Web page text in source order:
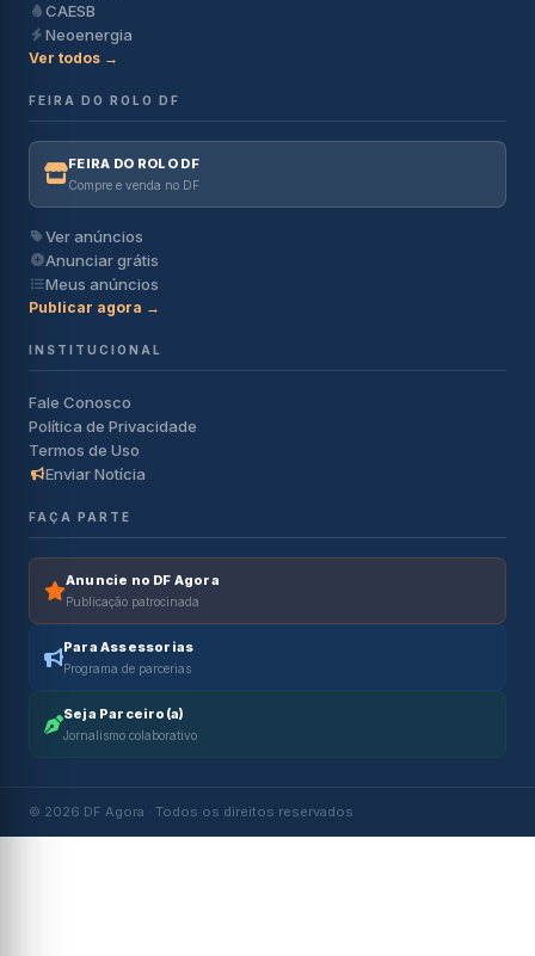
CAESB
Neoenergia
Ver todos →
FEIRA DO ROLO DF
FEIRA DO ROLO DF
Compre e venda no DF
Ver anúncios
Anunciar grátis
Meus anúncios
Publicar agora →
INSTITUCIONAL
Fale Conosco
Política de Privacidade
Termos de Uso
Enviar Notícia
FAÇA PARTE
Anuncie no DF Agora
Publicação patrocinada
Para Assessorias
Programa de parcerias
Seja Parceiro(a)
Jornalismo colaborativo
© 2026 DF Agora · Todos os direitos reservados